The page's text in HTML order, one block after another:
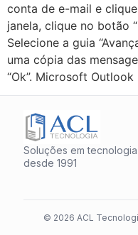
conta de e-mail e
janela, clique no botão
Selecione a guia
uma cópia das
“Ok”. Microsoft
Soluções em
desde 1991
© 2026 ACL